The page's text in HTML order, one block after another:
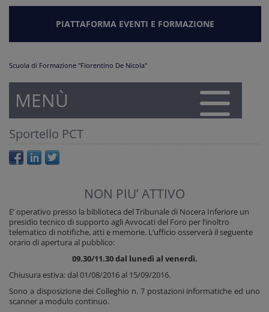
PIATTAFORMA EVENTI E FORMAZIONE
Scuola di Formazione "Fiorentino De Nicola"
MENÙ
Sportello PCT
NON PIU’ ATTIVO
E’ operativo presso la biblioteca del Tribunale di Nocera Inferiore un
presidio tecnico di supporto agli Avvocati del Foro per l’inoltro
telematico di notifiche, atti e memorie. L’ufficio osserverà il seguente
orario di apertura al pubblico:
09.30/11.30 dal lunedì al venerdì.
Chiusura estiva: dal 01/08/2016 al 15/09/2016.
Sono a disposizione dei Colleghio n. 7 postazioni informatiche ed uno
scanner a modulo continuo.